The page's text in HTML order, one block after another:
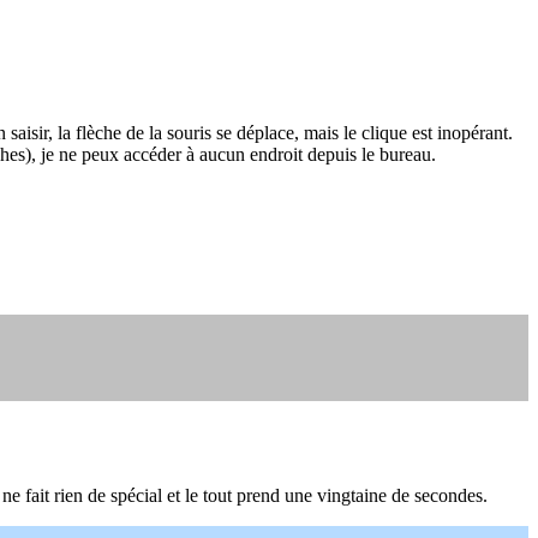
la flèche de la souris se déplace, mais le clique est inopérant.
je ne peux accéder à aucun endroit depuis le bureau.
fait rien de spécial et le tout prend une vingtaine de secondes.